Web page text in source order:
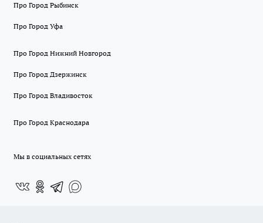
Про Город Рыбинск
Про Город Уфа
Про Город Нижний Новгород
Про Город Дзержинск
Про Город Владивосток
Про Город Краснодара
Мы в социальных сетях